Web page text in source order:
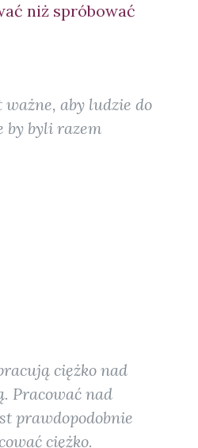
niż spróbować
aby ludzie do
by byli razem
ciężko nad
Pracować nad
prawdopodobnie
ciężko.